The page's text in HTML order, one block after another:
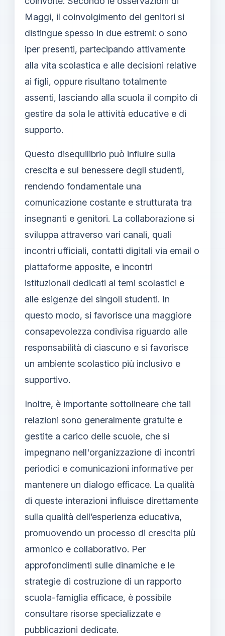
Maggi, il coinvolgimento dei genitori si
distingue spesso in due estremi: o sono
iper presenti, partecipando attivamente
alla vita scolastica e alle decisioni relative
ai figli, oppure risultano totalmente
assenti, lasciando alla scuola il compito di
gestire da sola le attività educative e di
supporto.
Questo disequilibrio può influire sulla
crescita e sul benessere degli studenti,
rendendo fondamentale una
comunicazione costante e strutturata tra
insegnanti e genitori. La collaborazione si
sviluppa attraverso vari canali, quali
incontri ufficiali, contatti digitali via email o
piattaforme apposite, e incontri
istituzionali dedicati ai temi scolastici e
alle esigenze dei singoli studenti. In
questo modo, si favorisce una maggiore
consapevolezza condivisa riguardo alle
responsabilità di ciascuno e si favorisce
un ambiente scolastico più inclusivo e
supportivo.
Inoltre, è importante sottolineare che tali
relazioni sono generalmente gratuite e
gestite a carico delle scuole, che si
impegnano nell'organizzazione di incontri
periodici e comunicazioni informative per
mantenere un dialogo efficace. La qualità
di queste interazioni influisce direttamente
sulla qualità dell’esperienza educativa,
promuovendo un processo di crescita più
armonico e collaborativo. Per
approfondimenti sulle dinamiche e le
strategie di costruzione di un rapporto
scuola-famiglia efficace, è possibile
consultare risorse specializzate e
pubblicazioni dedicate.